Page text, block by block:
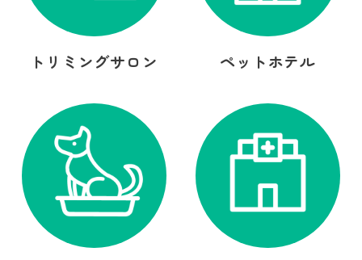
トリミングサロン ペットホテル